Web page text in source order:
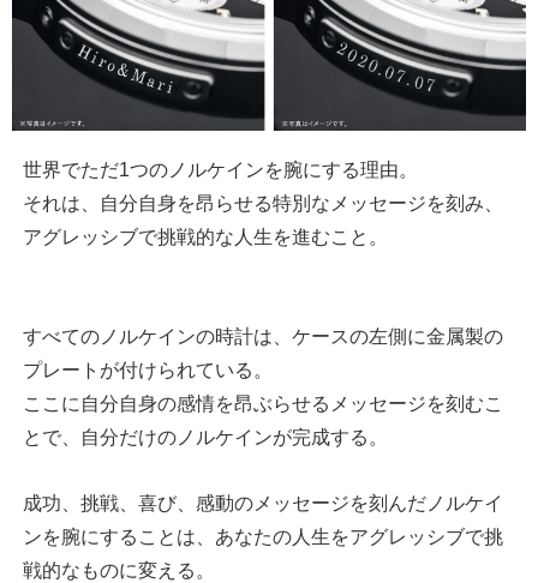
世界でただ1つのノルケインを腕にする理由。
それは、自分自身を昂らせる特別なメッセージを刻み、
アグレッシブで挑戦的な人生を進むこと。
すべてのノルケインの時計は、ケースの左側に金属製の
プレートが付けられている。
ここに自分自身の感情を昂ぶらせるメッセージを刻むこ
とで、自分だけのノルケインが完成する。
成功、挑戦、喜び、感動のメッセージを刻んだノルケイ
ンを腕にすることは、あなたの人生をアグレッシブで挑
戦的なものに変える。